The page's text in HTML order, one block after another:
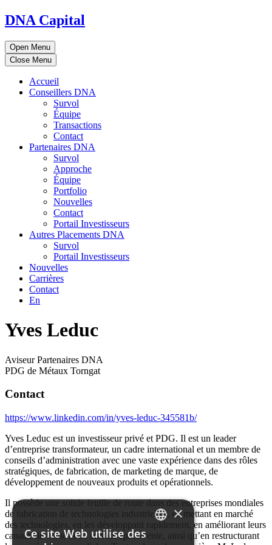
DNA Capital
Open Menu
Close Menu
Accueil
Conseillers DNA
Survol
Équipe
Transactions
Contact
Partenaires DNA
Survol
Approche
Équipe
Portfolio
Nouvelles
Contact
Portail Investisseurs
Autres Placements DNA
Survol
Portail Investisseurs
Nouvelles
Carrières
Contact
En
Yves Leduc
Aviseur Partenaires DNA
PDG de Métaux Torngat
Contact
https://www.linkedin.com/in/yves-leduc-345581b/
Yves Leduc est un investisseur privé et PDG. Il est un leader
d’entreprise transformateur, un cadre international et un membre de
conseils d’administration avec une vaste expérience dans des rôles
stratégiques, de fabrication, de marketing de marque, de
développement de nouveaux produits et opérationnels.
Il possède une solide feuille de route dans des entreprises mondiales
de fabrication de technologies industrielles, en mettant en marché
des technologies, en les développant rapidement, en améliorant leurs
canaux de vente et de service après-vente, ainsi qu’en restructurant
FRENCH
×
Ce site Web utilise des